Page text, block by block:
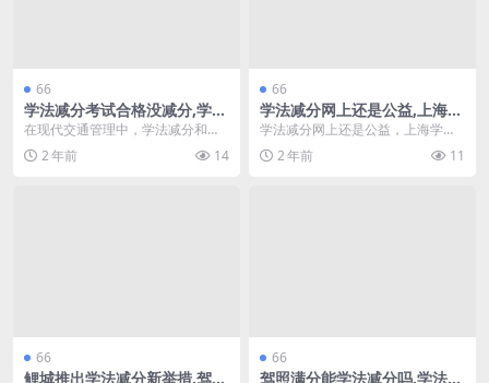
66
学法减分考试合格没减分,学法
减分和审验教育的区别(学法减
分还需要审验吗)
在现代交通管理中，学法减分和审
验教育是两种重要的交通安全措
施。它们旨在提高驾驶员...
2 年前 14
66
学法减分网上还是公益,上海学
法减分为啥不能用(学法减分题
库大全)
学法减分网上还是公益，上海学法
减分为何不能使用 在上海，学法减
分作为一种交通违规...
2 年前 11
66
鲤城推出学法减分新举措,驾驶
66
驾照满分能学法减分吗,学法减